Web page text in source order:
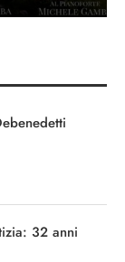
32 anni